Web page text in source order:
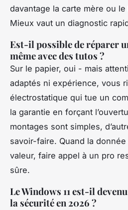
davantage la carte mère ou le
Mieux vaut un diagnostic
Est-il possible de réparer
même avec des tutos ?
Sur le papier, oui - mais
adaptés ni expérience, vous
électrostatique qui tue un
la garantie en forçant
montages sont simples,
savoir-faire. Quand la
valeur, faire appel à un pro
sûre.
Le Windows 11 est-il
la sécurité en 2026 ?